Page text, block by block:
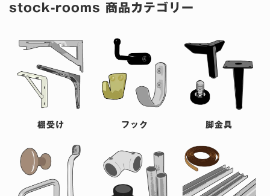
stock-rooms 商品カテゴリー
棚受け フック 脚金具